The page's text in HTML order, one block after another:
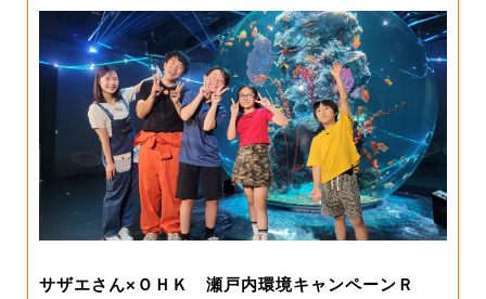
サザエさん×ＯＨＫ 瀬戸内環境キャンペーンＲ